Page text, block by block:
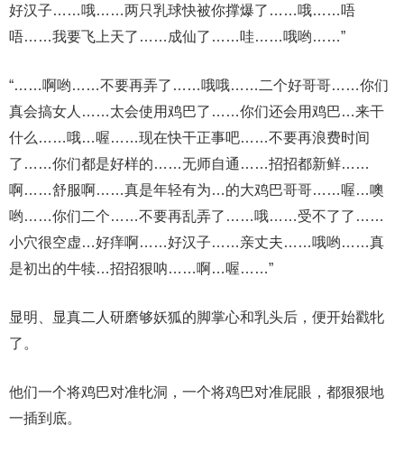
好汉子……哦……两只乳球快被你撑爆了……哦……唔
唔……我要飞上天了……成仙了……哇……哦哟……”
“……啊哟……不要再弄了……哦哦……二个好哥哥……你们
真会搞女人……太会使用鸡巴了……你们还会用鸡巴…来干
什么……哦…喔……现在快干正事吧……不要再浪费时间
了……你们都是好样的……无师自通……招招都新鲜……
啊……舒服啊……真是年轻有为…的大鸡巴哥哥……喔…噢
哟……你们二个……不要再乱弄了……哦……受不了了……
小穴很空虚…好痒啊……好汉子……亲丈夫……哦哟……真
是初出的牛犊…招招狠呐……啊…喔……”
显明、显真二人研磨够妖狐的脚掌心和乳头后，便开始戳牝
了。
他们一个将鸡巴对准牝洞，一个将鸡巴对准屁眼，都狠狠地
一插到底。